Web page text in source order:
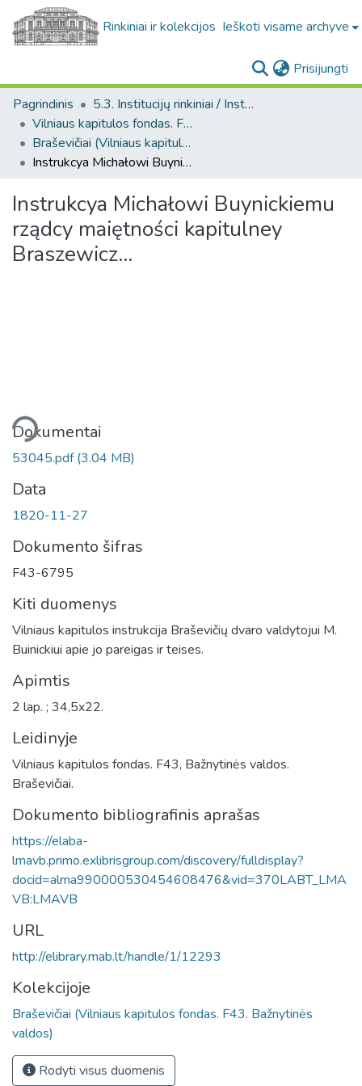
Rinkiniai ir kolekcijos Ieškoti visame archyve
Prisijungti
Pagrindinis
5.3. Institucijų rinkiniai / Institutional collections
Vilniaus kapitulos fondas. F43
Braševičiai (Vilniaus kapitulos fondas. F43. Bažnytinės valdos)
Instrukcya Michałowi Buynickiemu rządcy maiętności kapitulney Braszewicz...
Instrukcya Michałowi Buynickiemu
rządcy maiętności kapitulney
Braszewicz...
Dokumentai
53045.pdf(3.04 MB)
Data
1820-11-27
Dokumento šifras
F43-6795
Kiti duomenys
Vilniaus kapitulos instrukcija Braševičių dvaro valdytojui M.
Buinickiui apie jo pareigas ir teises.
Apimtis
2 lap. ; 34,5x22.
Leidinyje
Vilniaus kapitulos fondas. F43, Bažnytinės valdos.
Braševičiai.
Dokumento bibliografinis aprašas
https://elaba-
lmavb.primo.exlibrisgroup.com/discovery/fulldisplay?
docid=alma990000530454608476&vid=370LABT_LMA
VB:LMAVB
URL
http://elibrary.mab.lt/handle/1/12293
Kolekcijoje
Braševičiai (Vilniaus kapitulos fondas. F43. Bažnytinės
valdos)
Rodyti visus duomenis